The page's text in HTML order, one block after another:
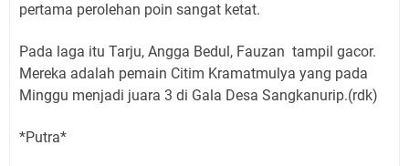
pertama perolehan poin sangat ketat.
Pada laga itu Tarju, Angga Bedul, Fauzan tampil gacor.
Mereka adalah pemain Citim Kramatmulya yang pada
Minggu menjadi juara 3 di Gala Desa Sangkanurip.(rdk)
*Putra*